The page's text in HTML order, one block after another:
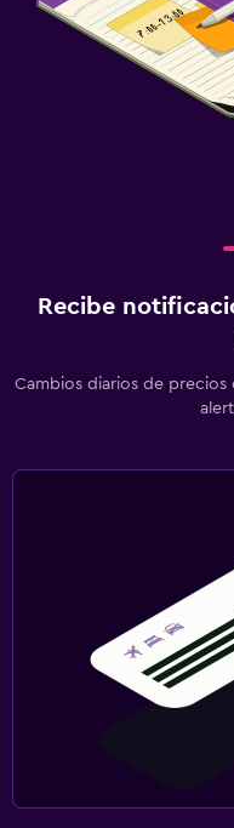
Limpieza diaria
Botiquín de primeros
Fax/fotocopiadora
Recibe
Cambios diarios de precios